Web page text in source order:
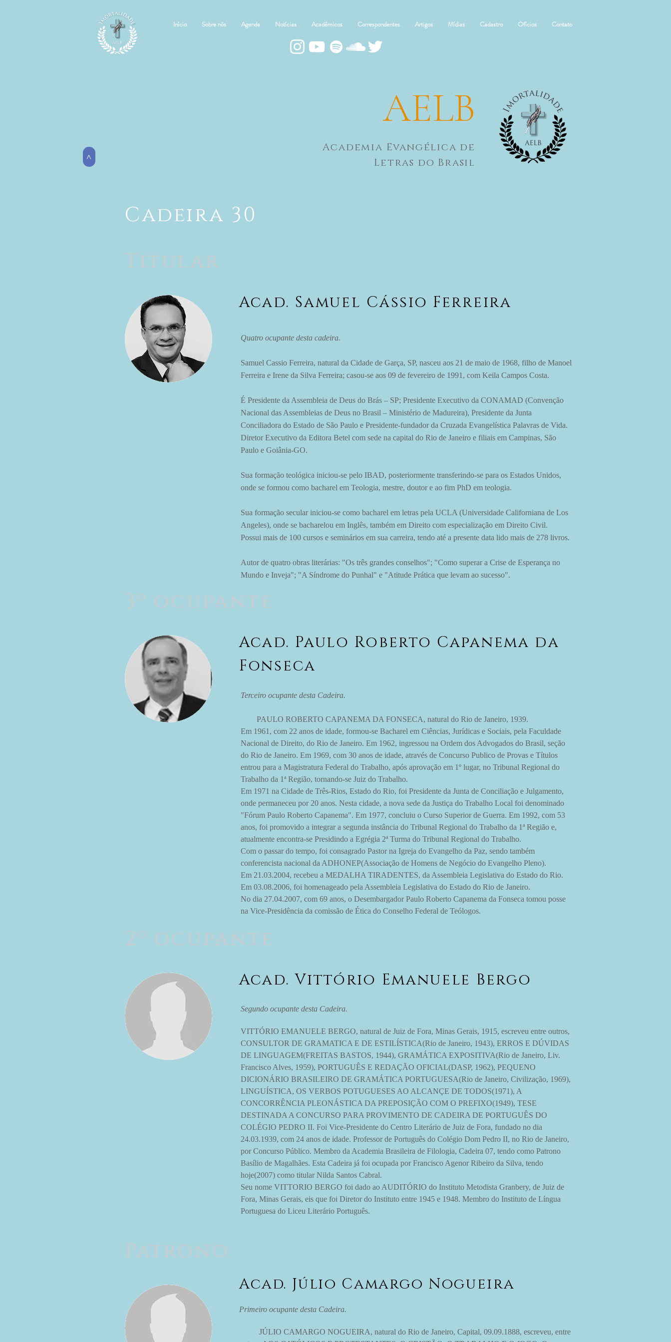
Início Sobre nós Agenda Notícias Acadêmicos Correspondentes Artigos Mídias Cadastro Ofícios Contato
>
AELB
Academia Evangélica de
Letras do Brasil
Cadeira 30
Titular
Acad. Samuel Cássio Ferreira
Quatro ocupante desta cadeira.
Samuel Cassio Ferreira, natural da Cidade de Garça, SP, nasceu aos 21 de maio de 1968, filho de Manoel
Ferreira e Irene da Silva Ferreira; casou-se aos 09 de fevereiro de 1991, com Keila Campos Costa.
É Presidente da Assembleia de Deus do Brás – SP; Presidente Executivo da CONAMAD (Convenção
Nacional das Assembleias de Deus no Brasil – Ministério de Madureira), Presidente da Junta
Conciliadora do Estado de São Paulo e Presidente-fundador da Cruzada Evangelística Palavras de Vida.
Diretor Executivo da Editora Betel com sede na capital do Rio de Janeiro e filiais em Campinas, São
Paulo e Goiânia-GO.
Sua formação teológica iniciou-se pelo IBAD, posteriormente transferindo-se para os Estados Unidos,
onde se formou como bacharel em Teologia, mestre, doutor e ao fim PhD em teologia.
Sua formação secular iniciou-se como bacharel em letras pela UCLA (Universidade Californiana de Los
Angeles), onde se bacharelou em Inglês, também em Direito com especialização em Direito Civil.
Possui mais de 100 cursos e seminários em sua carreira, tendo até a presente data lido mais de 278 livros.
Autor de quatro obras literárias: "Os três grandes conselhos"; "Como superar a Crise de Esperança no
Mundo e Inveja"; "A Síndrome do Punhal" e "Atitude Prática que levam ao sucesso".
3º ocupante
Acad. Paulo Roberto Capanema da
Fonseca
Terceiro ocupante desta Cadeira.
PAULO ROBERTO CAPANEMA DA FONSECA, natural do Rio de Janeiro, 1939.
Em 1961, com 22 anos de idade, formou-se Bacharel em Ciências, Jurídicas e Sociais, pela Faculdade
Nacional de Direito, do Rio de Janeiro. Em 1962, ingressou na Ordem dos Advogados do Brasil, seção
do Rio de Janeiro. Em 1969, com 30 anos de idade, através de Concurso Publico de Provas e Títulos
entrou para a Magistratura Federal do Trabalho, após aprovação em 1º lugar, no Tribunal Regional do
Trabalho da 1ª Região, tornando-se Juiz do Trabalho.
Em 1971 na Cidade de Três-Rios, Estado do Rio, foi Presidente da Junta de Conciliação e Julgamento,
onde permaneceu por 20 anos. Nesta cidade, a nova sede da Justiça do Trabalho Local foi denominado
"Fórum Paulo Roberto Capanema". Em 1977, concluiu o Curso Superior de Guerra. Em 1992, com 53
anos, foi promovido a integrar a segunda instância do Tribunal Regional do Trabalho da 1ª Região e,
atualmente encontra-se Presidindo a Egrégia 2ª Turma do Tribunal Regional do Trabalho.
Com o passar do tempo, foi consagrado Pastor na Igreja do Evangelho da Paz, sendo também
conferencista nacional da ADHONEP(Associação de Homens de Negócio do Evangelho Pleno).
Em 21.03.2004, recebeu a MEDALHA TIRADENTES, da Assembleia Legislativa do Estado do Rio.
Em 03.08.2006, foi homenageado pela Assembleia Legislativa do Estado do Rio de Janeiro.
No dia 27.04.2007, com 69 anos, o Desembargador Paulo Roberto Capanema da Fonseca tomou posse
na Vice-Presidência da comissão de Ética do Conselho Federal de Teólogos.
2º ocupante
Acad. Vittório Emanuele Bergo
Segundo ocupante desta Cadeira.
VITTÓRIO EMANUELE BERGO, natural de Juiz de Fora, Minas Gerais, 1915, escreveu entre outros,
CONSULTOR DE GRAMATICA E DE ESTILÍSTICA(Rio de Janeiro, 1943), ERROS E DÚVIDAS
DE LINGUAGEM(FREITAS BASTOS, 1944), GRAMÁTICA EXPOSITIVA(Rio de Janeiro, Liv.
Francisco Alves, 1959), PORTUGUÊS E REDAÇÃO OFICIAL(DASP, 1962), PEQUENO
DICIONÁRIO BRASILEIRO DE GRAMÁTICA PORTUGUESA(Rio de Janeiro, Civilização, 1969),
LINGUÍSTICA, OS VERBOS POTUGUESES AO ALCANÇE DE TODOS(1971), A
CONCORRÊNCIA PLEONÁSTICA DA PREPOSIÇÃO COM O PREFIXO(1949), TESE
DESTINADA A CONCURSO PARA PROVIMENTO DE CADEIRA DE PORTUGUÊS DO
COLÉGIO PEDRO II. Foi Vice-Presidente do Centro Literário de Juiz de Fora, fundado no dia
24.03.1939, com 24 anos de idade. Professor de Português do Colégio Dom Pedro II, no Rio de Janeiro,
por Concurso Público. Membro da Academia Brasileira de Filologia, Cadeira 07, tendo como Patrono
Basílio de Magalhães. Esta Cadeira já foi ocupada por Francisco Agenor Ribeiro da Silva, tendo
hoje(2007) como titular Nilda Santos Cabral.
Seu nome VITTORIO BERGO foi dado ao AUDITÓRIO do Instituto Metodista Granbery, de Juiz de
Fora, Minas Gerais, eis que foi Diretor do Instituto entre 1945 e 1948. Membro do Instituto de Língua
Portuguesa do Liceu Literário Português.
Patrono
Acad. Júlio Camargo Nogueira
Primeiro ocupante desta Cadeira.
JÚLIO CAMARGO NOGUEIRA, natural do Rio de Janeiro, Capital, 09.09.1888, escreveu, entre